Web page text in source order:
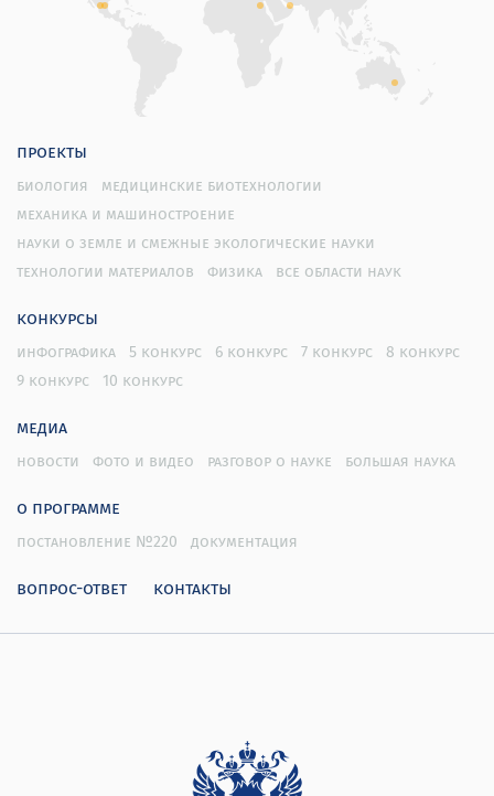
проекты
биология
медицинские биотехнологии
механика и машиностроение
науки о земле и смежные экологические науки
технологии материалов
физика все области наук
конкурсы
инфографика 5 конкурс 6 конкурс 7 конкурс
8 конкурс
9 конкурс
10 конкурс
медиа
новости фото и видео разговор о науке большая наука
о программе
постановление №220 документация
вопрос-ответ контакты